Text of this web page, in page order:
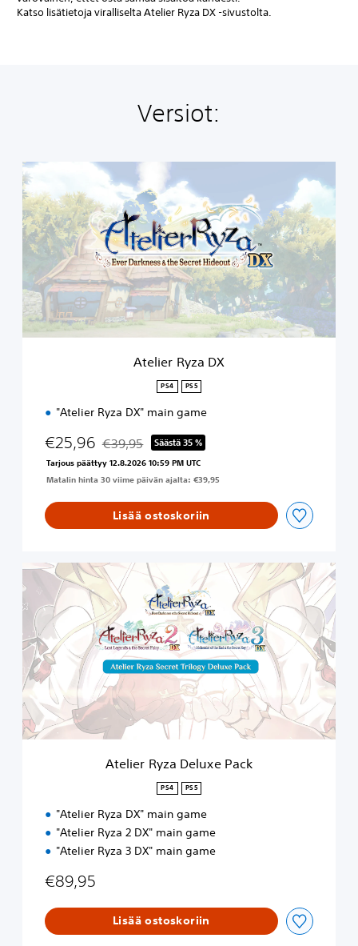
Katso lisätietoja viralliselta Atelier Ryza DX -sivustolta.
Versiot:
A
t
e
l
i
y
z
D
Atelier Ryza DX
PS4 PS5
"Atelier Ryza DX" main game
€25,96 Alennettu alkuperäisestä hinnasta €39,95
€39,95 Säästä 35 %
Tarjous päättyy 12.8.2026 10:59 PM UTC
Matalin hinta 30 viime päivän ajalta: €39,95
Lisää ostoskoriin
A
t
e
i
e
R
y
z
a
D
Atelier Ryza Deluxe Pack
PS4 PS5
"Atelier Ryza DX" main game
"Atelier Ryza 2 DX" main game
"Atelier Ryza 3 DX" main game
€89,95
Lisää ostoskoriin